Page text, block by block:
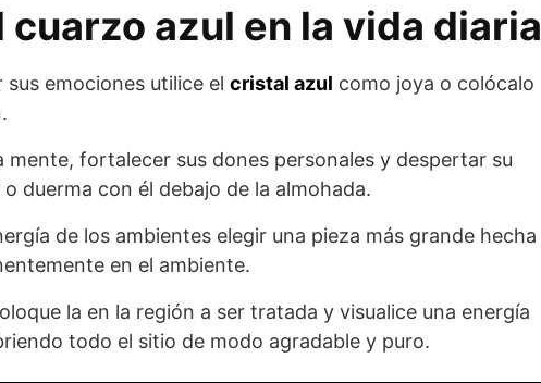
azul en la vida diaria
sus emociones utilice el cristal azul como joya o colócalo
mente, fortalecer sus dones personales y despertar su
duerma con él debajo de la almohada.
de los ambientes elegir una pieza más grande hecha
en el ambiente.
la en la región a ser tratada y visualice una energía
todo el sitio de modo agradable y puro.